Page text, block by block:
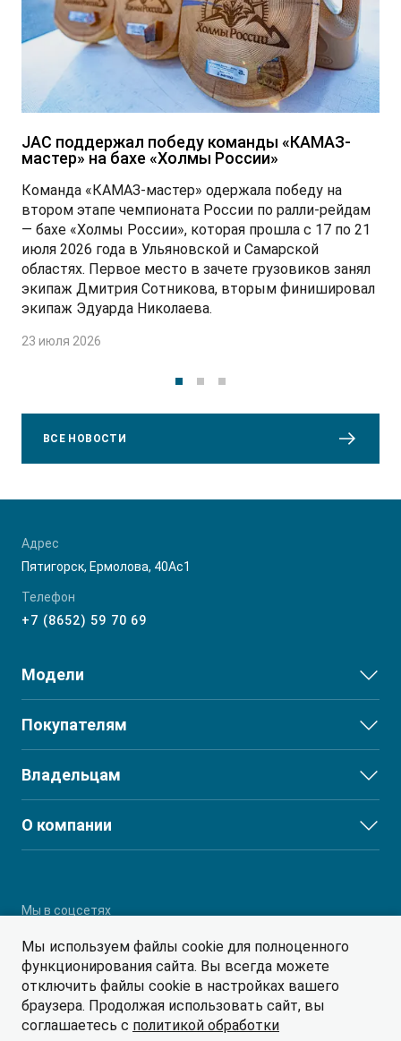
JAC поддержал победу команды «КАМАЗ-
мастер» на бахе «Холмы России»
Команда «КАМАЗ-мастер» одержала победу на
втором этапе чемпионата России по ралли-рейдам
— бахе «Холмы России», которая прошла с 17 по 21
июля 2026 года в Ульяновской и Самарской
областях. Первое место в зачете грузовиков занял
экипаж Дмитрия Сотникова, вторым финишировал
экипаж Эдуарда Николаева.
23 июля 2026
ВСЕ НОВОСТИ
Адрес
Пятигорск, Ермолова, 40Ас1
Телефон
+7 (8652) 59 70 69
Модели
JS3
JS6
J7
RF8
Покупателям
Выбор и покупка
Финансы и услуги
Владельцам
Сервис
Поддержка
О компании
Партнеры
Мы в соцсетях
© 2026
Мы используем файлы cookie для полноценного
функционирования сайта. Вы всегда можете
отключить файлы cookie в настройках вашего
браузера. Продолжая использовать сайт, вы
соглашаетесь с политикой обработки